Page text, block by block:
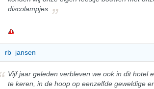
discolampjes.
rb_jansen
Vijf jaar geleden verbleven we ook in dit hotel
te keren, in de hoop op eenzelfde geweldige